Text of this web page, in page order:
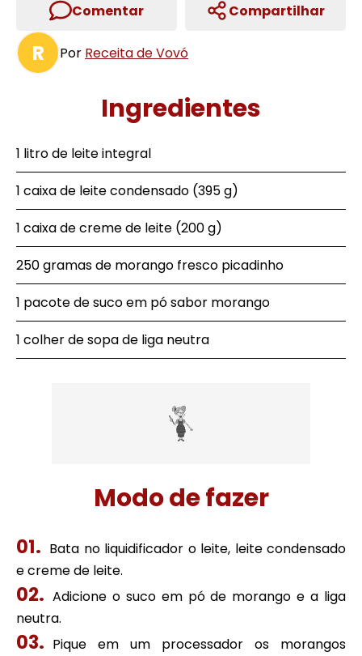
Comentar Compartilhar
R Por Receita de Vovó
Ingredientes
1 litro de leite integral
1 caixa de leite condensado (395 g)
1 caixa de creme de leite (200 g)
250 gramas de morango fresco picadinho
1 pacote de suco em pó sabor morango
1 colher de sopa de liga neutra
Modo de fazer
Bata no liquidificador o leite, leite condensado
e creme de leite.
Adicione o suco em pó de morango e a liga
neutra.
Pique em um processador os morangos